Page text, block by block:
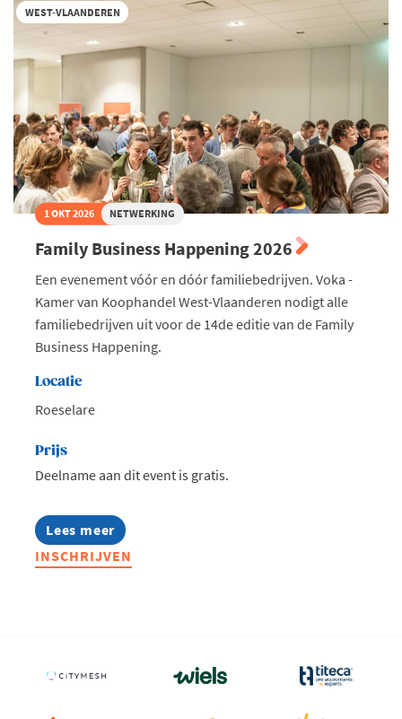
technologie
naar
competitief
voordeel
WEST-VLAANDEREN
1 OKT 2026 NETWERKING
Family Business Happening 2026
Een evenement vóór en dóór familiebedrijven. Voka -
Kamer van Koophandel West-Vlaanderen nodigt alle
familiebedrijven uit voor de 14de editie van de Family
Business Happening.
Locatie
Roeselare
Prijs
Deelname aan dit event is gratis.
Lees meer
about
Family
Business
INSCHRIJVEN